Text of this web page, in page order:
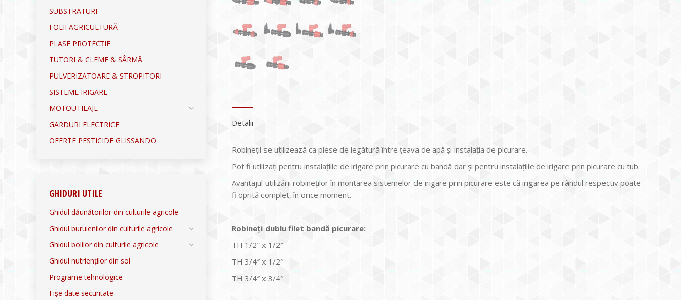
Detalii
Robineții se utilizează ca piese de legătură între țeava de apă și instalația de picurare.
Pot fi utilizați pentru instalațiile de irigare prin picurare cu bandă dar și pentru instalațiile de irigare prin picurare cu tub.
Avantajul utilizării robineților în montarea sistemelor de irigare prin picurare este că irigarea pe rândul respectiv poate
fi oprită complet, în orice moment.
Robineți dublu filet bandă picurare:
TH 1/2″ x 1/2″
TH 3/4″ x 1/2″
TH 3/4″ x 3/4″
SUBSTRATURI
FOLII AGRICULTURĂ
PLASE PROTECȚIE
TUTORI & CLEME & SÂRMĂ
PULVERIZATOARE & STROPITORI
SISTEME IRIGARE
MOTOUTILAJE
GARDURI ELECTRICE
OFERTE PESTICIDE GLISSANDO
GHIDURI UTILE
Ghidul dăunătorilor din culturile agricole
Ghidul buruienilor din culturile agricole
Ghidul bolilor din culturile agricole
Ghidul nutrienților din sol
Programe tehnologice
Fișe date securitate